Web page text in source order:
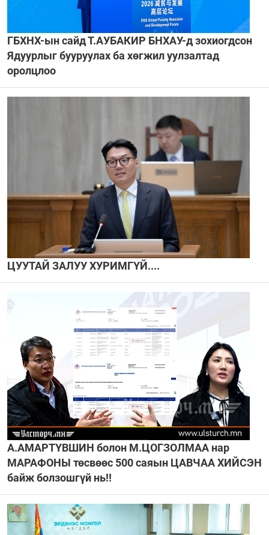
ГБХНХ-ын сайд Т.АУБАКИР БНХАУ-д зохиогдсон
Ядуурлыг бууруулах ба хөгжил уулзалтад
оролцлоо
ЦУУТАЙ ЗАЛУУ ХУРИМГҮЙ....
А.АМАРТҮВШИН болон М.ЦОГЗОЛМАА нар
МАРАФОНЫ төсвөөс 500 саяын ЦАВЧАА ХИЙСЭН
байж болзошгүй нь!!